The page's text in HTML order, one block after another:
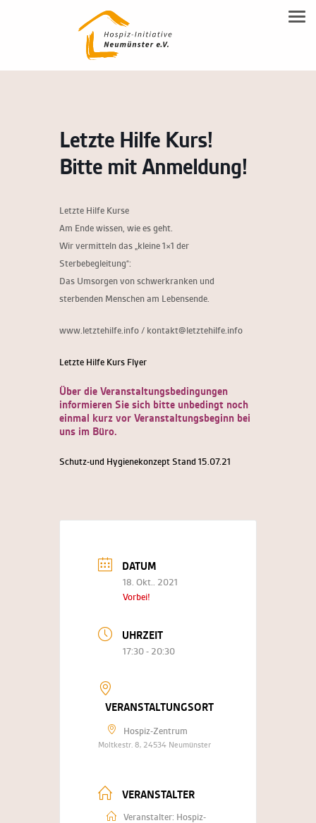
Familienbegleitung
NEUMÜNSTERANER MODELL
SPENDEN
Trauerbegleitung
Kontakt & Anfahrt
Kooperationspartner
Letzte Hilfe Kurs!
Bitte mit Anmeldung!
Letzte Hilfe Kurse
Am Ende wissen, wie es geht.
Wir vermitteln das „kleine 1×1 der
Sterbebegleitung“:
Das Umsorgen von schwerkranken und
sterbenden Menschen am Lebensende.
www.letztehilfe.info / kontakt@letztehilfe.info
Letzte Hilfe Kurs Flyer
Über die Veranstaltungsbedingungen
informieren Sie sich bitte unbedingt noch
einmal kurz vor Veranstaltungsbeginn bei
uns im Büro.
Schutz-und Hygienekonzept Stand 15.07.21
DATUM
18. Okt.. 2021
Vorbei!
UHRZEIT
17:30 - 20:30
VERANSTALTUNGSORT
Hospiz-Zentrum
Moltkestr. 8, 24534 Neumünster
VERANSTALTER
Veranstalter: Hospiz-